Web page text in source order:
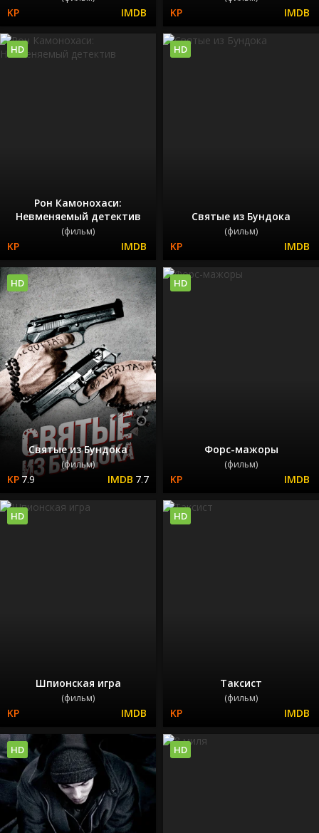
Рон Камонохаси:
Невменяемый детектив
(фильм)
HD
Святые из Бундока
(фильм)
HD
Святые из Бундока
(фильм)
7.9 7.7
HD
Форс-мажоры
(фильм)
HD
Шпионская игра
(фильм)
HD
Таксист
(фильм)
HD
HD HD